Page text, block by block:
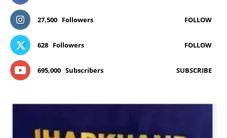
27,500 Followers FOLLOW
628 Followers FOLLOW
695,000 Subscribers SUBSCRIBE